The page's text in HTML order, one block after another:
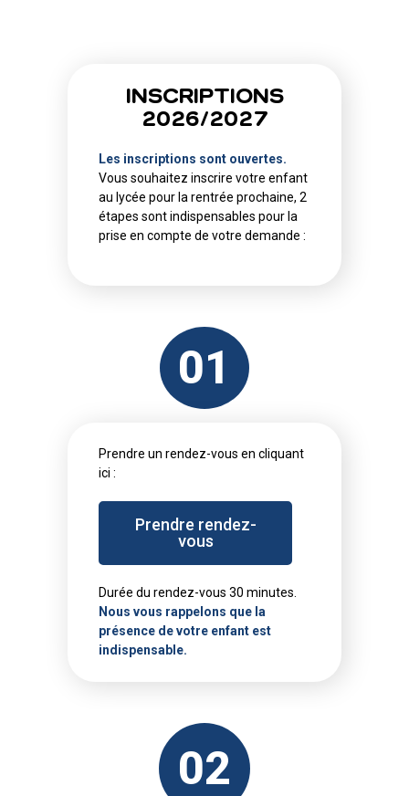
INSCRIPTIONS
2026/2027
Les inscriptions sont ouvertes.
Vous souhaitez inscrire votre enfant
au lycée pour la rentrée prochaine, 2
étapes sont indispensables pour la
prise en compte de votre demande :
01
Prendre un rendez-vous en cliquant
ici :
Prendre rendez-
vous
Durée du rendez-vous 30 minutes.
Nous vous rappelons que la
présence de votre enfant est
indispensable.
02